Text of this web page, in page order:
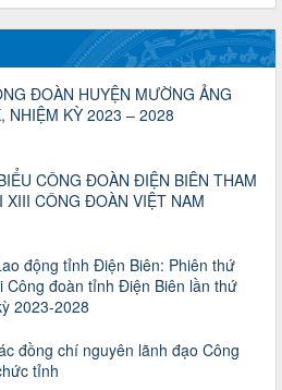
số nôi dung về sắp xếp tổ chức bộ
tinh gọn, hoạt động hiệu lực, hiệu
việc tổ chức và hoạt động của
nội dung chi liên quan đến
tại Công đoàn cơ sở
ĐOÀN HUYỆN MƯỜNG ẢNG
NHIỆM KỲ 2023 – 2028
CÔNG ĐOÀN ĐIỆN BIÊN THAM
XIII CÔNG ĐOÀN VIỆT NAM
động tỉnh Điện Biên: Phiên thứ
Công đoàn tỉnh Điện Biên lần thứ
2023-2028
đồng chí nguyên lãnh đạo Công
tỉnh